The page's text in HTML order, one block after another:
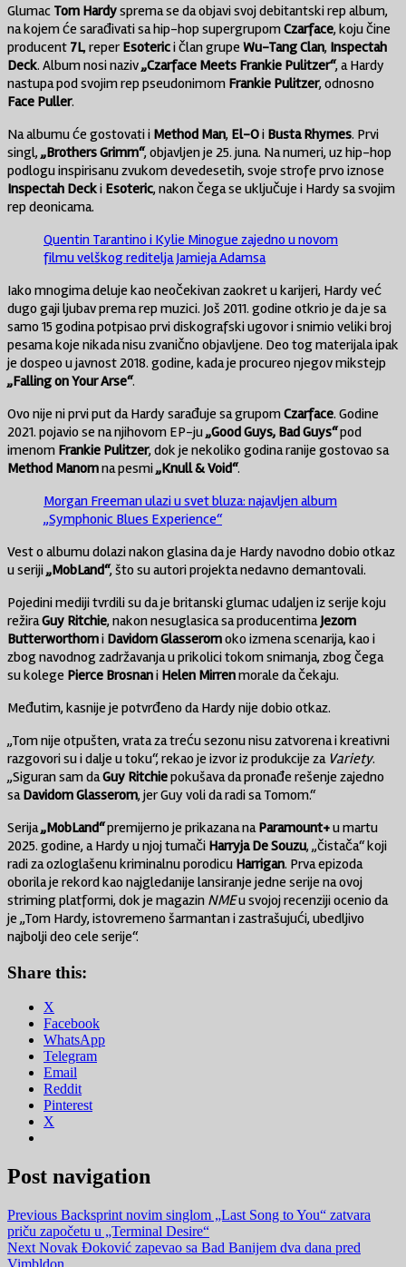
Glumac Tom Hardysprema se da objavi svoj debitantski rep album,
na kojem će sarađivati sa hip-hop supergrupomCzarface, koju čine
producent 7L, reper Esoterici član grupe Wu-Tang Clan, Inspectah
Deck. Album nosi naziv„Czarface Meets Frankie Pulitzer“, a Hardy
nastupa pod svojim rep pseudonimom Frankie Pulitzer, odnosno
Face Puller.
Na albumu će gostovati i Method Man, El-Oi Busta Rhymes. Prvi
singl, „Brothers Grimm“, objavljen je 25. juna. Na numeri, uz hip-hop
podlogu inspirisanu zvukom devedesetih, svoje strofe prvo iznose
Inspectah Decki Esoteric, nakon čega se uključuje i Hardy sa svojim
rep deonicama.
Quentin Tarantino i Kylie Minogue zajedno u novom
filmu velškog reditelja Jamieja Adamsa
Iako mnogima deluje kao neočekivan zaokret u karijeri, Hardy već
dugo gaji ljubav prema rep muzici. Još 2011. godine otkrio je da je sa
samo 15 godina potpisao prvi diskografski ugovor i snimio veliki broj
pesama koje nikada nisu zvanično objavljene. Deo tog materijala ipak
je dospeo u javnost 2018. godine, kada je procureo njegov mikstejp
„Falling on Your Arse“.
Ovo nije ni prvi put da Hardy sarađuje sa grupomCzarface. Godine
2021. pojavio se na njihovom EP-ju„Good Guys, Bad Guys“pod
imenom Frankie Pulitzer, dok je nekoliko godina ranije gostovao sa
Method Manomna pesmi„Knull & Void“.
Morgan Freeman ulazi u svet bluza: najavljen album
„Symphonic Blues Experience“
Vest o albumu dolazi nakon glasina da je Hardy navodno dobio otkaz
u seriji„MobLand“, što su autori projekta nedavno demantovali.
Pojedini mediji tvrdili su da je britanski glumac udaljen iz serije koju
režiraGuy Ritchie, nakon nesuglasica sa producentimaJezom
Butterworthomi Davidom Glasseromoko izmena scenarija, kao i
zbog navodnog zadržavanja u prikolici tokom snimanja, zbog čega
su kolege Pierce Brosnani Helen Mirrenmorale da čekaju.
Međutim, kasnije je potvrđeno da Hardy nije dobio otkaz.
„Tom nije otpušten, vrata za treću sezonu nisu zatvorena i kreativni
razgovori su i dalje u toku“, rekao je izvor iz produkcije za Variety.
„Siguran sam daGuy Ritchiepokušava da pronađe rešenje zajedno
saDavidom Glasserom, jer Guy voli da radi sa Tomom.“
Serija„MobLand“premijerno je prikazana naParamount+u martu
2025. godine, a Hardy u njoj tumači Harryja De Souzu, „čistača“ koji
radi za ozloglašenu kriminalnu porodicu Harrigan. Prva epizoda
oborila je rekord kao najgledanije lansiranje jedne serije na ovoj
striming platformi, dok je magazin NMEu svojoj recenziji ocenio da
je „Tom Hardy, istovremeno šarmantan i zastrašujući, ubedljivo
najbolji deo cele serije“.
Share this:
X
Facebook
WhatsApp
Telegram
Email
Reddit
Pinterest
X
Post navigation
Previous Backsprint novim singlom „Last Song to You“ zatvara
priču započetu u „Terminal Desire“
Next Novak Đoković zapevao sa Bad Banijem dva dana pred
Vimbldon